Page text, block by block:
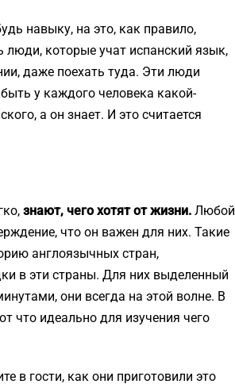
навыку, на это, как правило,
люди, которые учат испанский язык,
даже поехать туда. Эти люди
у каждого человека какой-
а он знает. И это считается
знают, чего хотят от жизни. Любой
что он важен для них. Такие
англоязычных стран,
в эти страны. Для них выделенный
они всегда на этой волне. В
что идеально для изучения чего
в гости, как они приготовили это